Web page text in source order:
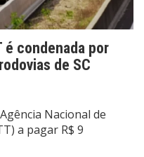
é condenada por
de SC
Nacional de
a pagar R$ 9